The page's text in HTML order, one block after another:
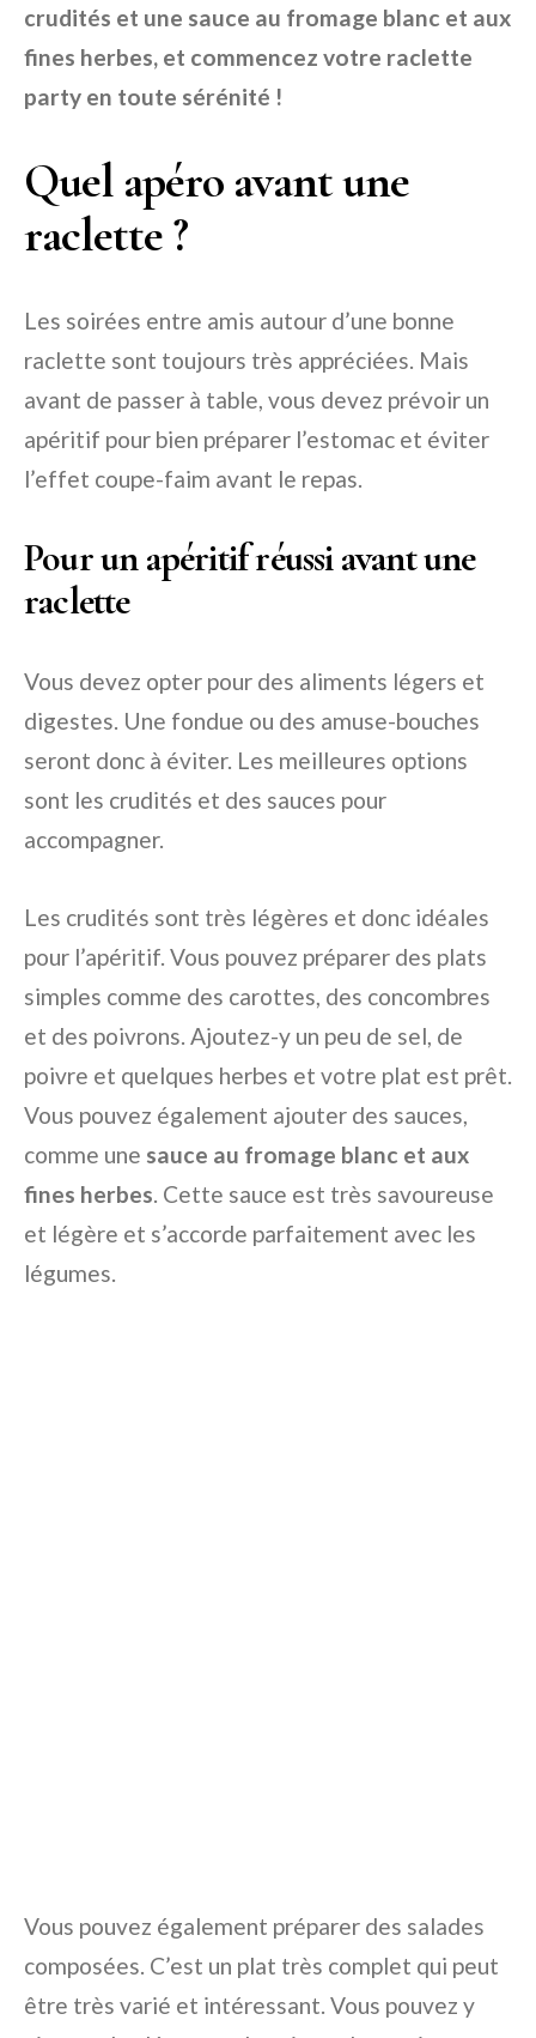
crudités et une sauce au fromage blanc et aux
fines herbes, et commencez votre raclette
party en toute sérénité !
Quel apéro avant une
raclette ?
Les soirées entre amis autour d’une bonne
raclette sont toujours très appréciées. Mais
avant de passer à table, vous devez prévoir un
apéritif pour bien préparer l’estomac et éviter
l’effet coupe-faim avant le repas.
Pour un apéritif réussi avant une
raclette
Vous devez opter pour des aliments légers et
digestes. Une fondue ou des amuse-bouches
seront donc à éviter. Les meilleures options
sont les crudités et des sauces pour
accompagner.
Les crudités sont très légères et donc idéales
pour l’apéritif. Vous pouvez préparer des plats
simples comme des carottes, des concombres
et des poivrons. Ajoutez-y un peu de sel, de
poivre et quelques herbes et votre plat est prêt.
Vous pouvez également ajouter des sauces,
comme une sauce au fromage blanc et aux
fines herbes. Cette sauce est très savoureuse
et légère et s’accorde parfaitement avec les
légumes.
Vous pouvez également préparer des salades
composées. C’est un plat très complet qui peut
être très varié et intéressant. Vous pouvez y